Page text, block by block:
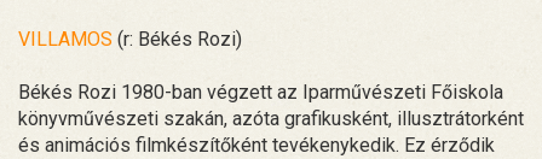
VILLAMOS (r: Békés Rozi)
Békés Rozi 1980-ban végzett az Iparművészeti Főiskola
könyvművészeti szakán, azóta grafikusként, illusztrátorként
és animációs filmkészítőként tevékenykedik. Ez érződik